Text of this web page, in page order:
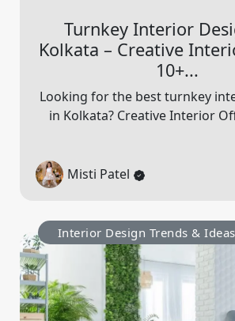
Turnkey Interior
Kolkata – Creative
10+...
Looking for the best turnkey
in Kolkata? Creative Interior
Misti Patel
Interior Design Trends &